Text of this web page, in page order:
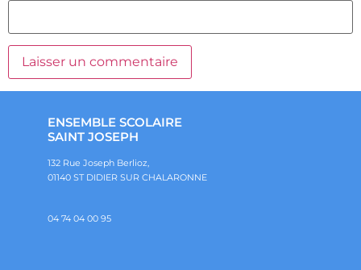
ENSEMBLE SCOLAIRE
SAINT JOSEPH
132 Rue Joseph Berlioz,
01140 ST DIDIER SUR CHALARONNE
04 74 04 00 95